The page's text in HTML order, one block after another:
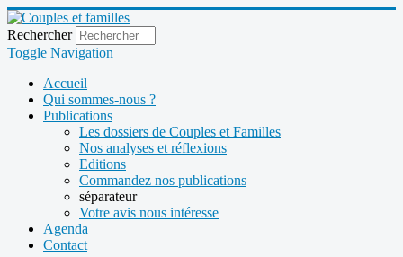
Rechercher
Toggle Navigation
Accueil
Qui sommes-nous ?
Publications
Les dossiers de Couples et Familles
Nos analyses et réflexions
Editions
Commandez nos publications
séparateur
Votre avis nous intéresse
Agenda
Contact